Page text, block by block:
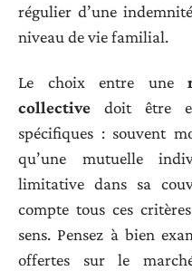
régulier d’une
niveau de vie familial.
Le choix entre une
collective doit être
spécifiques : souvent
qu’une mutuelle
limitative dans sa
compte tous ces
sens. Pensez à bien
offertes sur le